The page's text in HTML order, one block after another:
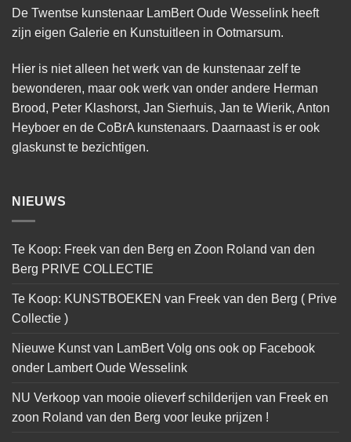
De Twentse kunstenaar LamBert Oude Wesselink heeft
zijn eigen Galerie en Kunstuitleen in Ootmarsum.
Hier is niet alleen het werk van de kunstenaar zelf te
bewonderen, maar ook werk van onder andere Herman
Brood, Peter Klashorst, Jan Sierhuis, Jan te Wierik, Anton
Heyboer en de CoBrA kunstenaars. Daarnaast is er ook
glaskunst te bezichtigen.
NIEUWS
Te Koop: Freek van den Berg en Zoon Roland van den
Berg PRIVE COLLECTIE
Te Koop: KUNSTBOEKEN van Freek van den Berg ( Prive
Collectie )
Nieuwe Kunst van LamBert Volg ons ook op Facebook
onder Lambert Oude Wesselink
NU Verkoop van mooie olieverf schilderijen van Freek en
zoon Roland van den Berg voor leuke prijzen !